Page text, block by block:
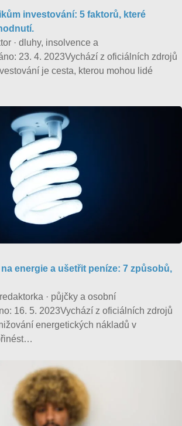
investování: 5 faktorů, které
· dluhy, insolvence a
23. 4. 2023Vychází z oficiálních zdrojů
je cesta, kterou mohou lidé
energie a ušetřit peníze: 7 způsobů,
· půjčky a osobní
16. 5. 2023Vychází z oficiálních zdrojů
energetických nákladů v